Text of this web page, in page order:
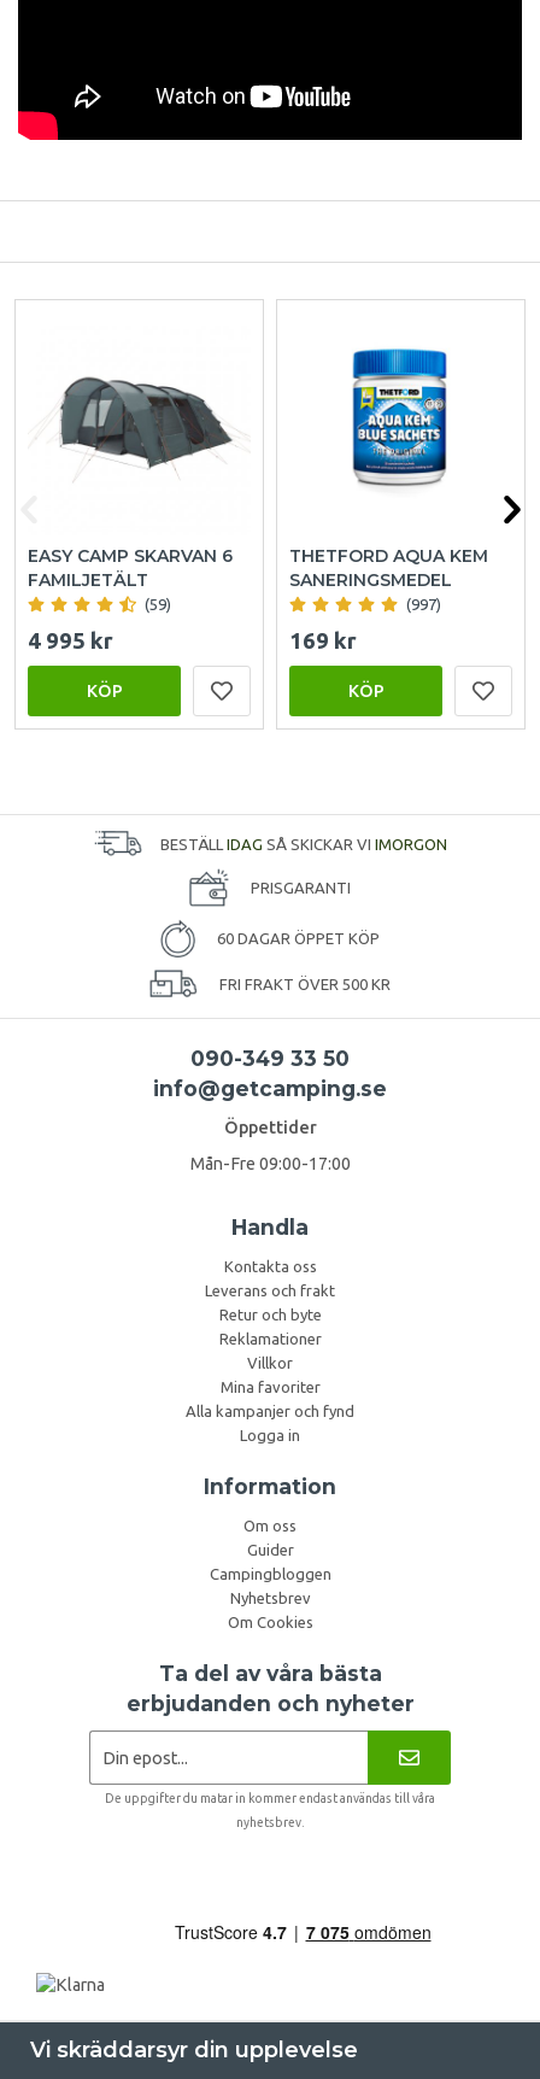
EASY CAMP SKARVAN 6
FAMILJETÄLT
(59)
4 995 kr
KÖP
THETFORD AQUA KEM
SANERINGSMEDEL
(997)
169 kr
KÖP
BESTÄLL IDAG SÅ SKICKAR VI IMORGON
PRISGARANTI
60 DAGAR ÖPPET KÖP
FRI FRAKT ÖVER 500 KR
090-349 33 50
info@getcamping.se
Öppettider
Mån-Fre 09:00-17:00
Handla
Kontakta oss
Leverans och frakt
Retur och byte
Reklamationer
Villkor
Mina favoriter
Alla kampanjer och fynd
Logga in
Information
Om oss
Guider
Campingbloggen
Nyhetsbrev
Om Cookies
Ta del av våra bästa
erbjudanden och nyheter
De uppgifter du matar in kommer endast användas till våra
nyhetsbrev.
Vi skräddarsyr din upplevelse